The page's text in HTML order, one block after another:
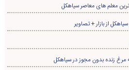
معلم های معاصر سیاهکل
از بازار + تصاویر